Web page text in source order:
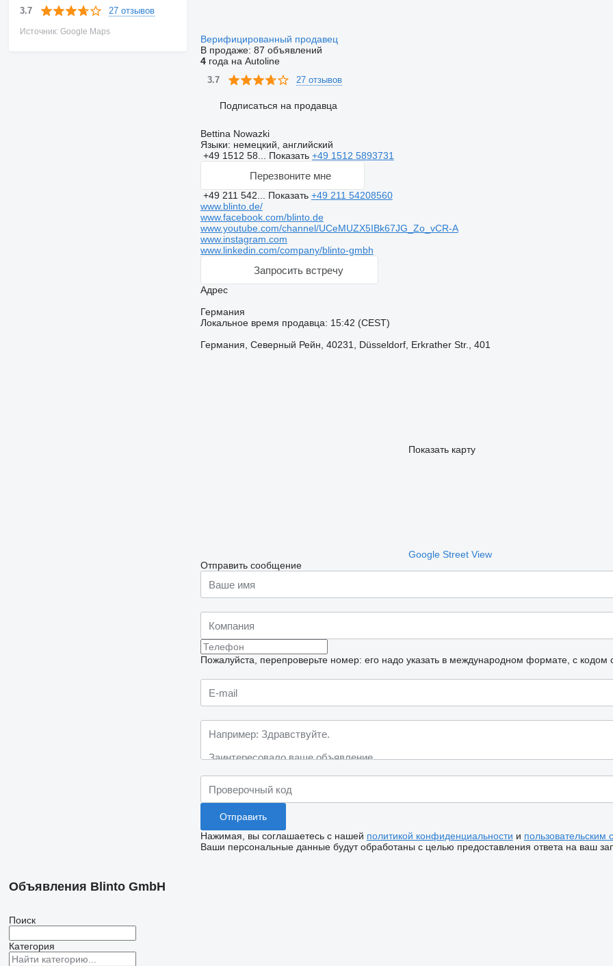
3.7 27 отзывов
Источник: Google Maps
Верифицированный продавец
В продаже: 87 объявлений
4года на Autoline
3.7 27 отзывов
Подписаться на продавца
Bettina Nowazki
Языки: немецкий, английский
+49 1512 58... Показать +49 1512 5893731
Перезвоните мне
+49 211 542... Показать +49 211 54208560
www.blinto.de/
www.facebook.com/blinto.de
www.youtube.com/channel/UCeMUZX5IBk67JG_Zo_vCR-A
www.instagram.com
www.linkedin.com/company/blinto-gmbh
Запросить встречу
Адрес
Германия
Локальное время продавца: 15:42 (CEST)
Германия, Северный Рейн, 40231, Düsseldorf, Erkrather Str., 401
Показать карту
Google Street View
Отправить сообщение
Пожалуйста, перепроверьте номер: его надо указать в международном формате, с кодом
Нажимая, вы соглашаетесь с нашей политикой конфиденциальности и пользовательским
Ваши персональные данные будут обработаны с целью предоставления ответа на ваш
Объявления Blinto GmbH
Поиск
Категория